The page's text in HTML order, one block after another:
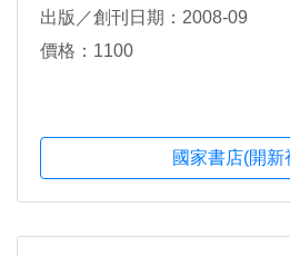
出版／創刊日期：2008-09
價格：1100
國家書店(開新